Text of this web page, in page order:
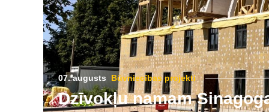
07. augusts Būvniecības projekti
Dzīvokļu namam